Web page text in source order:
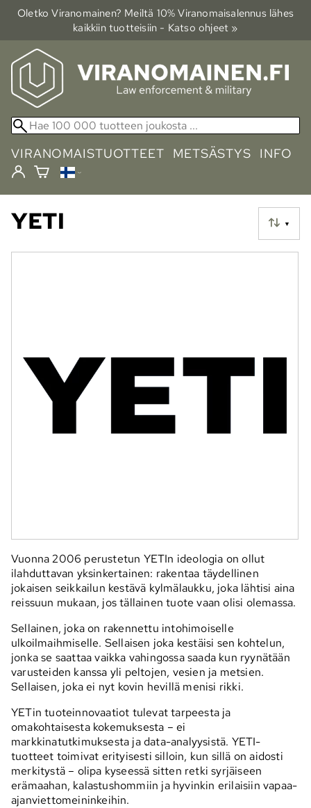
Oletko Viranomainen? Meiltä 10% Viranomais­alennus lähes
kaikkiin tuotteisiin - Katso ohjeet »
VIRANOMAISTUOTTEET METSÄSTYS INFO
▼
YETI
Vuonna 2006 perustetun YETIn ideologia on ollut
ilahduttavan yksinkertainen: rakentaa täydellinen
jokaisen seikkailun kestävä kylmälaukku, joka lähtisi aina
reissuun mukaan, jos tällainen tuote vaan olisi olemassa.
Sellainen, joka on rakennettu intohimoiselle
ulkoilmaihmiselle. Sellaisen joka kestäisi sen kohtelun,
jonka se saattaa vaikka vahingossa saada kun ryynätään
varusteiden kanssa yli peltojen, vesien ja metsien.
Sellaisen, joka ei nyt kovin hevillä menisi rikki.
YETin tuoteinnovaatiot tulevat tarpeesta ja
omakohtaisesta kokemuksesta – ei
markkinatutkimuksesta ja data-analyysistä. YETI-
tuotteet toimivat erityisesti silloin, kun sillä on aidosti
merkitystä – olipa kyseessä sitten retki syrjäiseen
erämaahan, kalastushommiin ja hyvinkin erilaisiin vapaa-
ajanviettomeininkeihin.